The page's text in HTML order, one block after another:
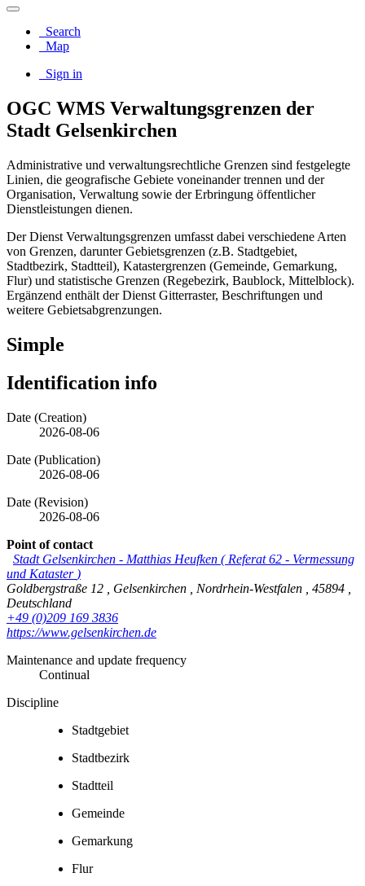
Search
Map
Sign in
OGC WMS Verwaltungsgrenzen der
Stadt Gelsenkirchen
Administrative und verwaltungsrechtliche Grenzen sind festgelegte
Linien, die geografische Gebiete voneinander trennen und der
Organisation, Verwaltung sowie der Erbringung öffentlicher
Dienstleistungen dienen.
Der Dienst Verwaltungsgrenzen umfasst dabei verschiedene Arten
von Grenzen, darunter Gebietsgrenzen (z.B. Stadtgebiet,
Stadtbezirk, Stadtteil), Katastergrenzen (Gemeinde, Gemarkung,
Flur) und statistische Grenzen (Regebezirk, Baublock, Mittelblock).
Ergänzend enthält der Dienst Gitterraster, Beschriftungen und
weitere Gebietsabgrenzungen.
Simple
Identification info
Date (Creation)
2026-08-06
Date (Publication)
2026-08-06
Date (Revision)
2026-08-06
Point of contact
Stadt Gelsenkirchen - Matthias Heufken ( Referat 62 - Vermessung
und Kataster )
Goldbergstraße 12
Gelsenkirchen Nordrhein-Westfalen 45894
Deutschland
+49 (0)209 169 3836
https://www.gelsenkirchen.de
Maintenance and update frequency
Continual
Discipline
Stadtgebiet
Stadtbezirk
Stadtteil
Gemeinde
Gemarkung
Flur